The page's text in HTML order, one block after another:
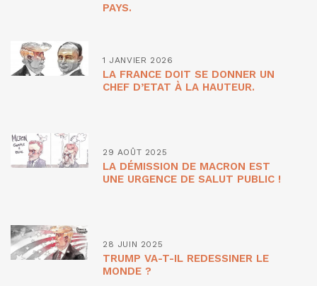
PAYS.
1 JANVIER 2026
LA FRANCE DOIT SE DONNER UN
CHEF D’ETAT À LA HAUTEUR.
29 AOÛT 2025
LA DÉMISSION DE MACRON EST
UNE URGENCE DE SALUT PUBLIC !
28 JUIN 2025
TRUMP VA-T-IL REDESSINER LE
MONDE ?